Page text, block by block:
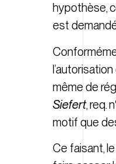
hypothèse,
est
même de
Siefert, req.
motif que
Ce faisant,